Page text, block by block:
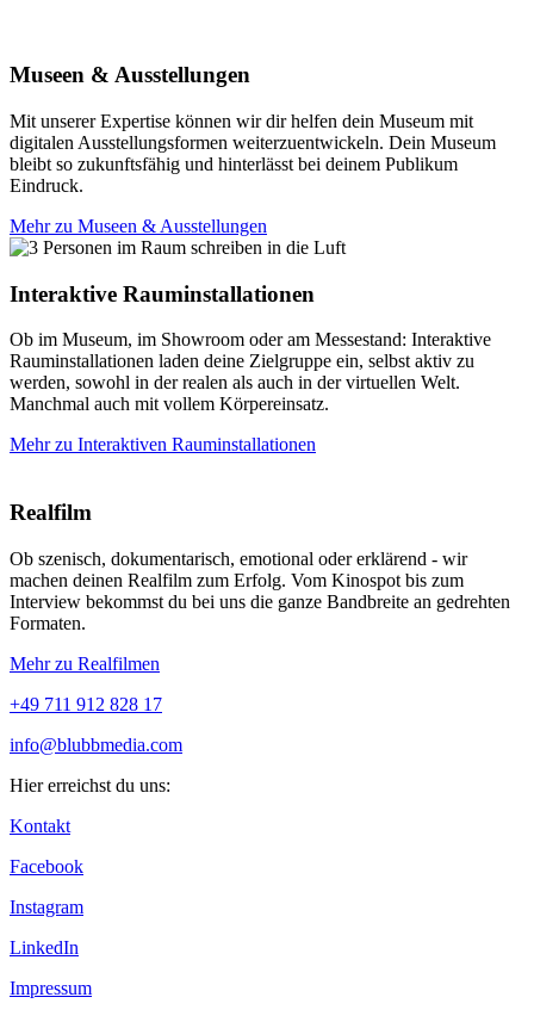
Museen & Ausstellungen
Mit unserer Expertise können wir dir helfen dein Museum mit
digitalen Ausstellungsformen weiterzuentwickeln. Dein Museum
bleibt so zukunftsfähig und hinterlässt bei deinem Publikum
Eindruck.
Mehr zu Museen & Ausstellungen
Interaktive Rauminstallationen
Ob im Museum, im Showroom oder am Messestand: Interaktive
Rauminstallationen laden deine Zielgruppe ein, selbst aktiv zu
werden, sowohl in der realen als auch in der virtuellen Welt.
Manchmal auch mit vollem Körpereinsatz.
Mehr zu Interaktiven Rauminstallationen
Realfilm
Ob szenisch, dokumentarisch, emotional oder erklärend - wir
machen deinen Realfilm zum Erfolg. Vom Kinospot bis zum
Interview bekommst du bei uns die ganze Bandbreite an gedrehten
Formaten.
Mehr zu Realfilmen
+49 711 912 828 17
info@blubbmedia.com
Hier erreichst du uns:
Kontakt
Facebook
Instagram
LinkedIn
Impressum